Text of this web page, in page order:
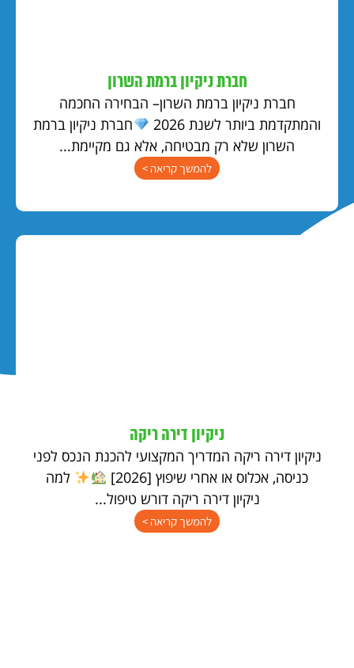
חברת ניקיון ברמת השרון
חברת ניקיון ברמת השרון– הבחירה החכמה
והמתקדמת ביותר לשנת 2026
חברת ניקיון ברמת
השרון שלא רק מבטיחה, אלא גם מקיימת...
להמשך קריאה >
ניקיון דירה ריקה
ניקיון דירה ריקה המדריך המקצועי להכנת הנכס לפני
כניסה, אכלוס או אחרי שיפוץ [2026]
למה
ניקיון דירה ריקה דורש טיפול...
להמשך קריאה >